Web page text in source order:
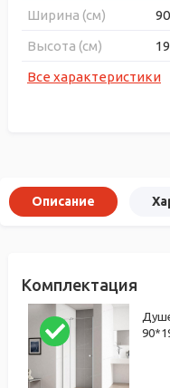
Ширина (см)
90
Высота (см)
Все характеристики
Описание
Комплектация